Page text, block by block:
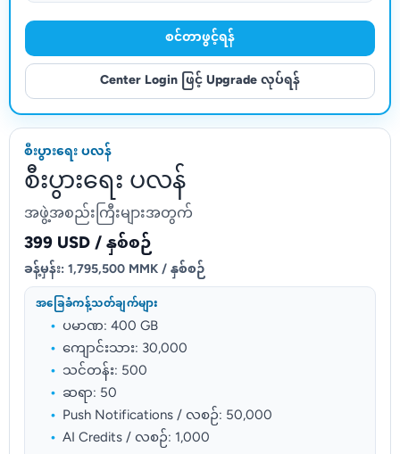
စင်တာဖွင့်ရန်
Center Login ဖြင့် Upgrade လုပ်ရန်
စီးပွားရေး ပလန်
စီးပွားရေး ပလန်
အဖွဲ့အစည်းကြီးများအတွက်
399 USD / နှစ်စဉ်
ခန့်မှန်း: 1,795,500 MMK / နှစ်စဉ်
အခြေခံကန့်သတ်ချက်များ
ပမာဏ: 400 GB
ကျောင်းသား: 30,000
သင်တန်း: 500
ဆရာ: 50
Push Notifications / လစဉ်: 50,000
AI Credits / လစဉ်: 1,000